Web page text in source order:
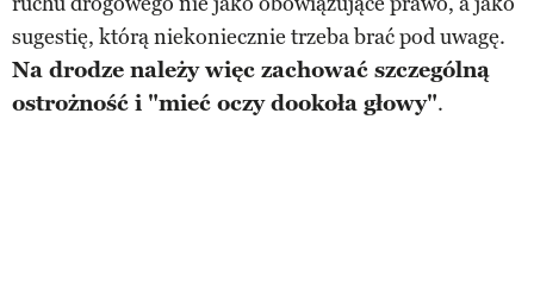
sugestię, którą niekoniecznie trzeba brać pod uwagę.
Na drodze należy więc zachować szczególną
ostrożność i "mieć oczy dookoła głowy".